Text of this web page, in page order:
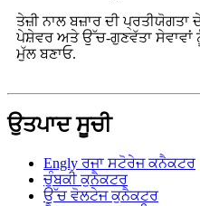
ਤੇਜ਼ੀ ਨਾਲ ਬਜ਼ਾਰ ਦੀ
ਪੇਸ਼ੇਵਰ ਅਤੇ ਉੱਚ-ਗੁਣਵੱਤਾ ਸੇਵਾਵਾਂ
ਮੁੱਲ ਬਣਾਓ.
ਉਤਪਾਦ ਸੂਚੀ
Engly ਰਜਾ ਸਟੋਰੇਜ ਕਨੈਕਟਰ
ਚੁੰਬਕੀ ਕੁਨੈਕਟਰ
ਉੱਚ ਵੋਲਟੇਜ ਕੁਨੈਕਟਰ